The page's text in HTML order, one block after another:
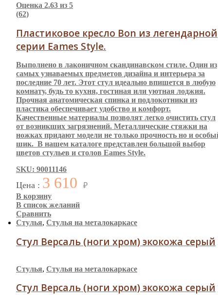
Оценка 2.63 из 5
(62)
Пластиковое кресло Bon из легендарной
серии Eames Style.
Выполнено в лаконичном скандинавском стиле. Один из
самых узнаваемых предметов дизайна и интерьера за
последние 70 лет. Этот стул идеально впишется в любую
комнату, будь то кухня, гостиная или уютная лоджия.
Прочная анатомическая спинка и подлокотники из
пластика обеспечивает удобство и комфорт.
Качественные материалы позволят легко очистить стул
от возникших загрязнений. Металлические стяжки на
ножках придают модели не только прочность но и
шик. В нашем каталоге представлен большой выбор
цветов стульев и столов Eames Style.
SKU: 90011146
Цена : 3 610
₽
В корзину
В список желаний
Сравнить
Стулья, Стулья на металокаркасе
Стул Версаль (ноги хром) экокожа серый
Стулья, Стулья на металокаркасе
Стул Версаль (ноги хром) экокожа серый